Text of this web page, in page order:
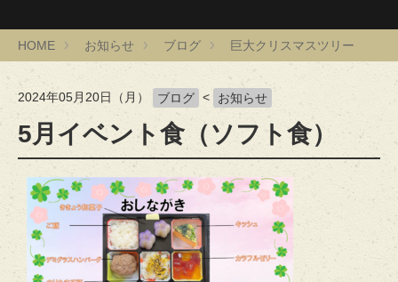
HOME お知らせ ブログ 巨大クリスマスツリー
2024年05月20日（月） ブログ < お知らせ
5月イベント食（ソフト食）